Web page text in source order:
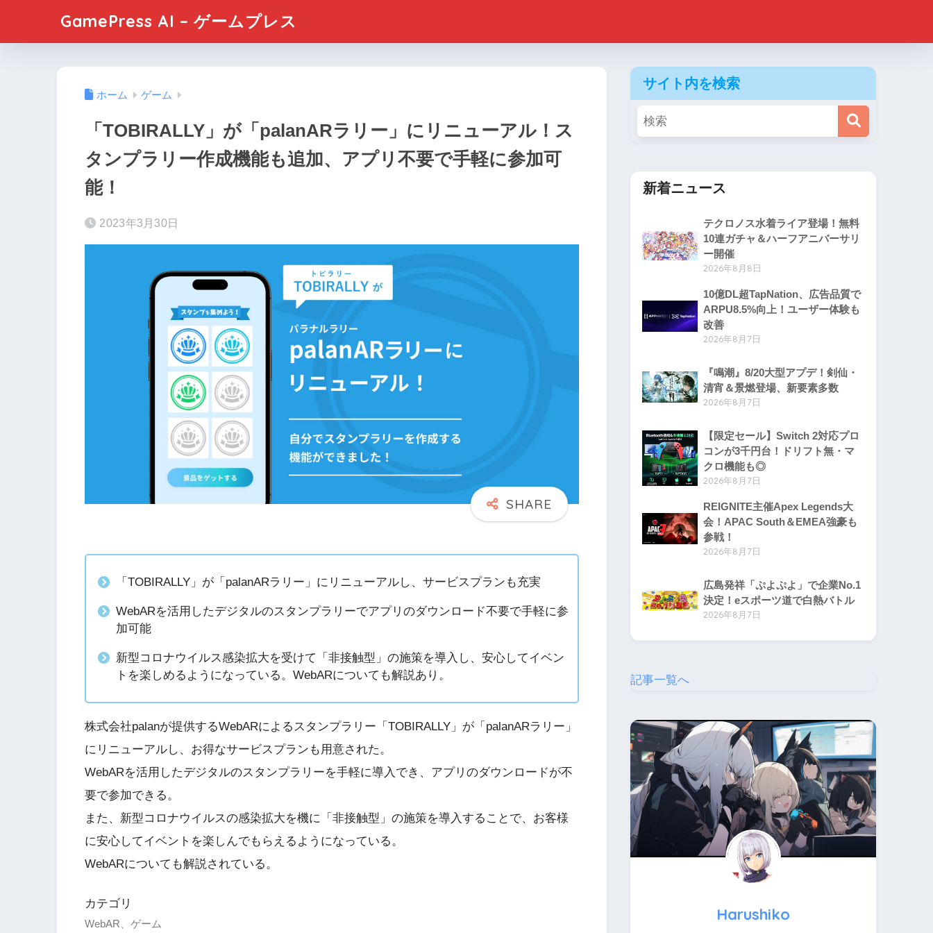
GamePress AI – ゲームプレス
ホーム ゲーム
「TOBIRALLY」が「palanARラリー」にリニューアル！ス
タンプラリー作成機能も追加、アプリ不要で手軽に参加可
能！
2023年3月30日
「TOBIRALLY」が「palanARラリー」にリニューアルし、サービスプランも充実
WebARを活用したデジタルのスタンプラリーでアプリのダウンロード不要で手軽に参
加可能
新型コロナウイルス感染拡大を受けて「非接触型」の施策を導入し、安心してイベン
トを楽しめるようになっている。WebARについても解説あり。
株式会社palanが提供するWebARによるスタンプラリー「TOBIRALLY」が「palanARラリー」
にリニューアルし、お得なサービスプランも用意された。
WebARを活用したデジタルのスタンプラリーを手軽に導入でき、アプリのダウンロードが不
要で参加できる。
また、新型コロナウイルスの感染拡大を機に「非接触型」の施策を導入することで、お客様
に安心してイベントを楽しんでもらえるようになっている。
WebARについても解説されている。
カテゴリ
WebAR、ゲーム
サイト内を検索
新着ニュース
テクロノス水着ライア登場！無料
10連ガチャ＆ハーフアニバーサリ
ー開催
2026年8月8日
10億DL超TapNation、広告品質で
ARPU8.5%向上！ユーザー体験も
改善
2026年8月7日
『鳴潮』8/20大型アプデ！剣仙・
清宵＆景燃登場、新要素多数
2026年8月7日
【限定セール】Switch 2対応プロ
コンが3千円台！ドリフト無・マ
クロ機能も◎
2026年8月7日
REIGNITE主催Apex Legends大
会！APAC South＆EMEA強豪も
参戦！
2026年8月7日
広島発祥「ぷよぷよ」で企業No.1
決定！eスポーツ道で白熱バトル
2026年8月7日
記事一覧へ
Harushiko